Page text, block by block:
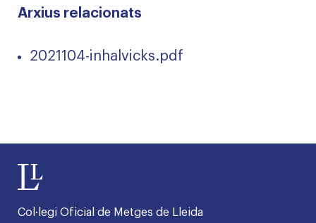
Arxius relacionats
2021104-inhalvicks.pdf
Col·legi Oficial de Metges de Lleida